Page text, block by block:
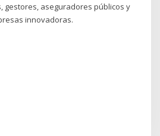
gestores, aseguradores públicos y
innovadoras.